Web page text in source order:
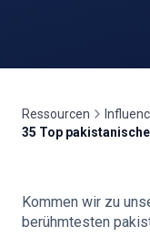
Ressourcen
35 Top
Kommen wir zu
berühmtesten